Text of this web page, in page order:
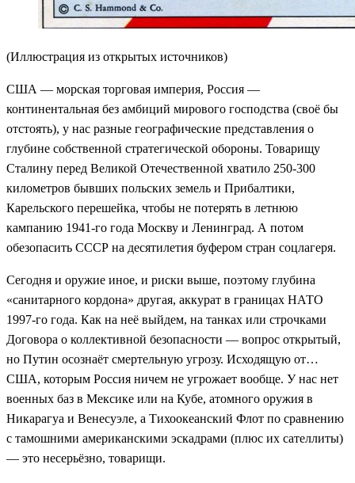
(Иллюстрация из открытых источников)
США — морская торговая империя, Россия —
континентальная без амбиций мирового господства (своё бы
отстоять), у нас разные географические представления о
глубине собственной стратегической обороны. Товарищу
Сталину перед Великой Отечественной хватило 250-300
километров бывших польских земель и Прибалтики,
Карельского перешейка, чтобы не потерять в летнюю
кампанию 1941-го года Москву и Ленинград. А потом
обезопасить СССР на десятилетия буфером стран соцлагеря.
Сегодня и оружие иное, и риски выше, поэтому глубина
«санитарного кордона» другая, аккурат в границах НАТО
1997-го года. Как на неё выйдем, на танках или строчками
Договора о коллективной безопасности — вопрос открытый,
но Путин осознаёт смертельную угрозу. Исходящую от…
США, которым Россия ничем не угрожает вообще. У нас нет
военных баз в Мексике или на Кубе, атомного оружия в
Никарагуа и Венесуэле, а Тихоокеанский Флот по сравнению
с тамошними американскими эскадрами (плюс их сателлиты)
— это несерьёзно, товарищи.